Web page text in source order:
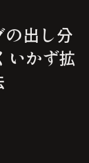
出し分
いかず拡